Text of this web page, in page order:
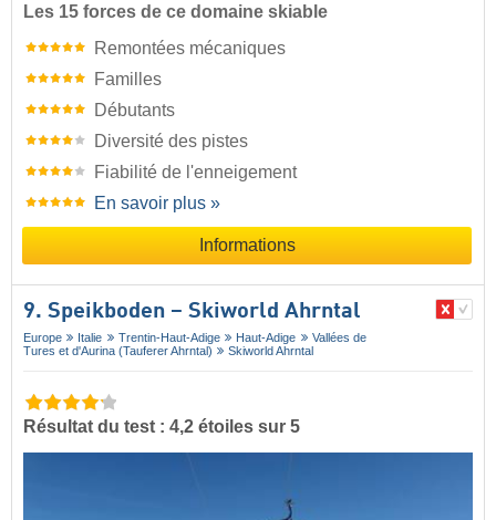
Les 15 forces de ce domaine skiable
Remontées mécaniques
Familles
Débutants
Diversité des pistes
Fiabilité de l'enneigement
En savoir plus »
Informations
9. Speikboden – Skiworld Ahrntal
Europe Italie Trentin-Haut-Adige Haut-Adige
Vallées de
Tures et d'Aurina (Tauferer Ahrntal)
Skiworld Ahrntal
Résultat du test : 4,2 étoiles sur 5